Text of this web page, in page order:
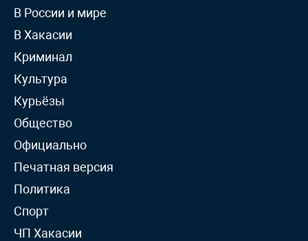
В России и мире
В Хакасии
Криминал
Культура
Курьёзы
Общество
Официально
Печатная версия
Политика
Спорт
ЧП Хакасии